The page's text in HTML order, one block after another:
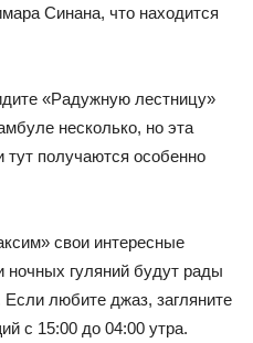
Синана, что находится
«Радужную лестницу»
несколько, но эта
получаются особенно
свои интересные
гуляний будут рады
любите джаз, загляните
с 15:00 до 04:00 утра.